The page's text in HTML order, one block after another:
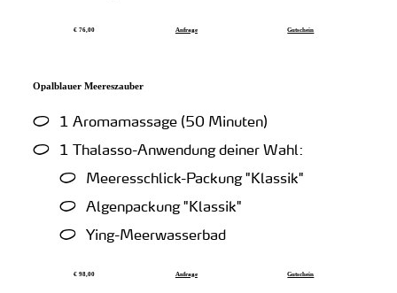
€ 76,00 Anfrage Gutschein
Opalblauer Meereszauber
1 Aromamassage (50 Minuten)
1 Thalasso-Anwendung deiner Wahl:
Meeresschlick-Packung "Klassik"
Algenpackung "Klassik"
Ying-Meerwasserbad
€ 98,00 Anfrage Gutschein